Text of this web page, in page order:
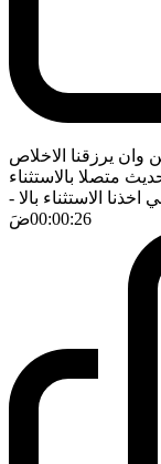
وان يرزقنا الاخلاص
متصلا بالاستثناء
الاستثناء بالا -
00:00:26ضَ